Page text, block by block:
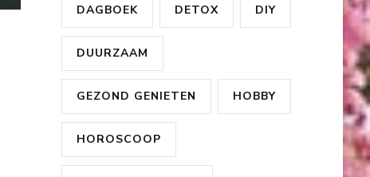
DAGBOEK DETOX DIY
DUURZAAM
GEZOND GENIETEN HOBBY
HOROSCOOP